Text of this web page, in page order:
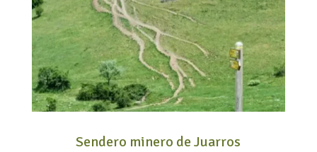
Sendero minero de Juarros